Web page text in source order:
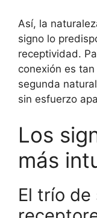
Así, la
signo lo
receptividad.
conexión es
segunda
sin esfuerzo
Los
más
El trío de